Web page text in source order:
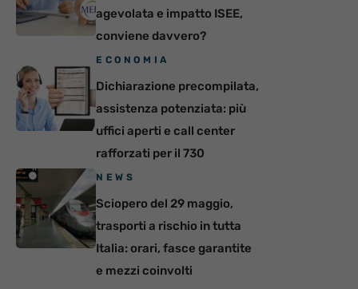
agevolata e impatto ISEE,
conviene davvero?
ECONOMIA
Dichiarazione precompilata,
assistenza potenziata: più
uffici aperti e call center
rafforzati per il 730
NEWS
Sciopero del 29 maggio,
trasporti a rischio in tutta
Italia: orari, fasce garantite
e mezzi coinvolti